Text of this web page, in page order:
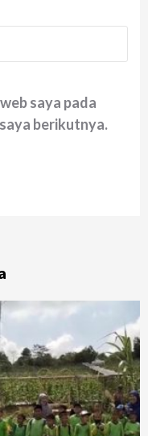
saya pada
berikutnya.